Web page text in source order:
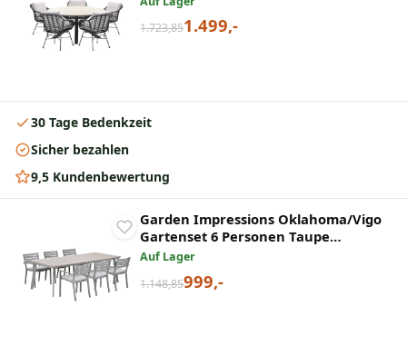
1.723,851.499,-
30 Tage Bedenkzeit
Sicher bezahlen
9,5 Kundenbewertung
Garden Impressions Oklahoma/Vigo
Gartenset 6 Personen Taupe
stapelbare Stühle 230 cm
Auf Lager
1.148,85999,-